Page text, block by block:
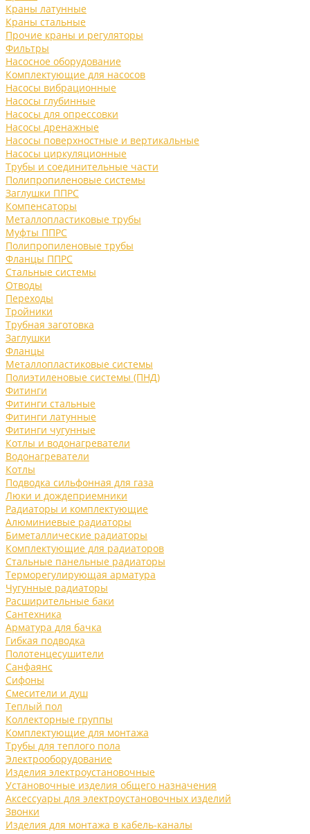
Краны латунные
Краны стальные
Прочие краны и регуляторы
Фильтры
Насосное оборудование
Комплектующие для насосов
Насосы вибрационные
Насосы глубинные
Насосы для опрессовки
Насосы дренажные
Насосы поверхностные и вертикальные
Насосы циркуляционные
Трубы и соединительные части
Полипропиленовые системы
Заглушки ППРС
Компенсаторы
Металлопластиковые трубы
Муфты ППРС
Полипропиленовые трубы
Фланцы ППРС
Стальные системы
Отводы
Переходы
Тройники
Трубная заготовка
Заглушки
Фланцы
Металлопластиковые системы
Полиэтиленовые системы (ПНД)
Фитинги
Фитинги стальные
Фитинги латунные
Фитинги чугунные
Котлы и водонагреватели
Водонагреватели
Котлы
Подводка сильфонная для газа
Люки и дождеприемники
Радиаторы и комплектующие
Алюминиевые радиаторы
Биметаллические радиаторы
Комплектующие для радиаторов
Стальные панельные радиаторы
Терморегулирующая арматура
Чугунные радиаторы
Расширительные баки
Сантехника
Арматура для бачка
Гибкая подводка
Полотенцесушители
Санфаянс
Сифоны
Смесители и душ
Теплый пол
Коллекторные группы
Комплектующие для монтажа
Трубы для теплого пола
Электрооборудование
Изделия электроустановочные
Установочные изделия общего назначения
Аксессуары для электроустановочных изделий
Звонки
Изделия для монтажа в кабель-каналы